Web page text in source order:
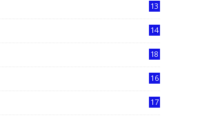
13
14
18
16
17